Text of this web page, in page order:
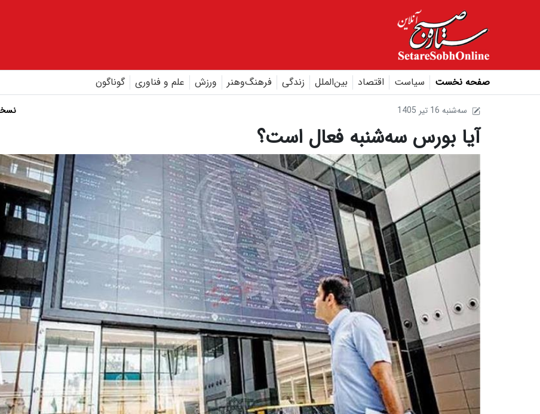
صفحه نخست سیاست اقتصاد بین‌الملل زندگی فرهنگ‌و‌هنر ورزش علم و فناوری گوناگون
1405 سه‌شنبه 16 تير
آیا بورس سه‌شنبه فعال است؟